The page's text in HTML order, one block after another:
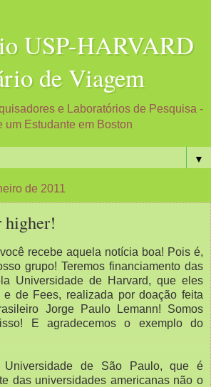
USP-HARVARD
de Viagem
e Laboratórios de Pesquisa -
um Estudante em Boston
▼
de 2011
higher!
recebe aquela notícia boa! Pois é,
grupo! Teremos financiamento das
Universidade de Harvard, que eles
e de Fees, realizada por doação feita
Jorge Paulo Lemann! Somos
E agradecemos o exemplo do
Universidade de São Paulo, que é
das universidades americanas não o